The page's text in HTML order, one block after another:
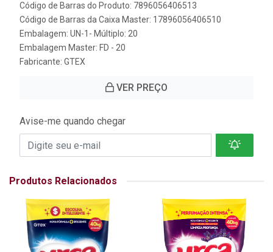
Código de Barras do Produto: 7896056406513
Código de Barras da Caixa Master: 17896056406510
Embalagem: UN-1- Múltiplo: 20
Embalagem Master: FD - 20
Fabricante: GTEX
VER PREÇO
Avise-me quando chegar
Produtos Relacionados